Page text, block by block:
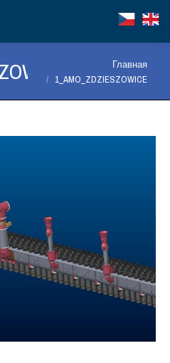
Главная
1_AMO_ZDZIESZOWICE